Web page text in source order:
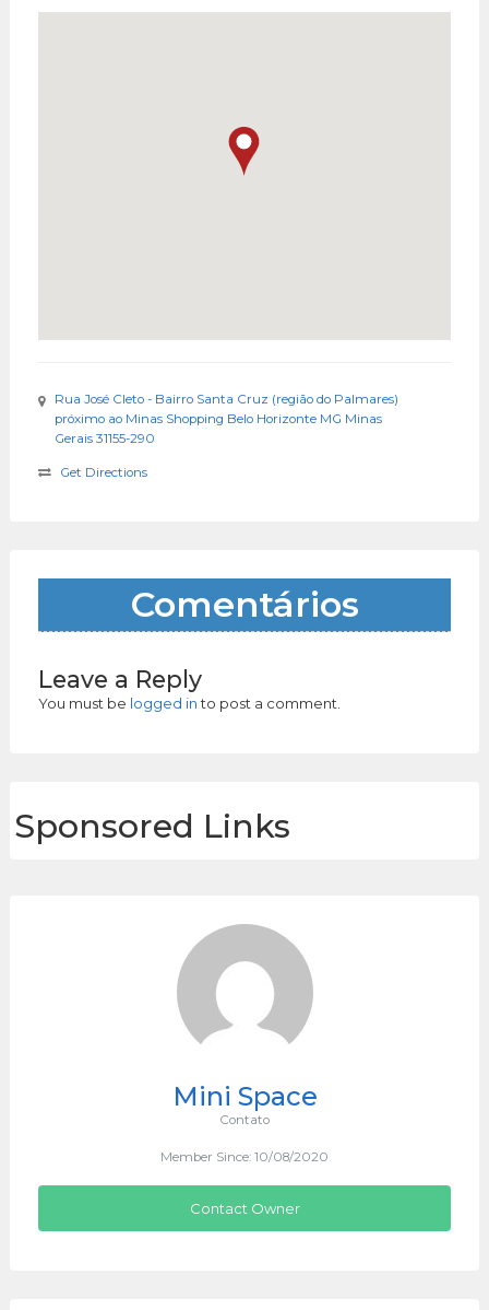
Rua José Cleto - Bairro Santa Cruz (região do Palmares)
próximo ao Minas Shopping Belo Horizonte MG Minas
Gerais 31155-290
Get Directions
Comentários
Leave a Reply
You must be logged into post a comment.
Sponsored Links
Mini Space
Contato
Member Since: 10/08/2020
Contact Owner